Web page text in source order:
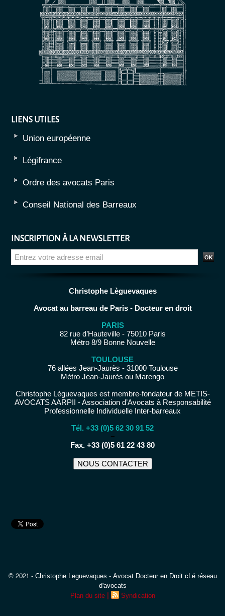
LIENS UTILES
Union européenne
Légifrance
Ordre des avocats Paris
Conseil National des Barreaux
INSCRIPTION À LA NEWSLETTER
Christophe Lèguevaques
Avocat au barreau de Paris - Docteur en droit
PARIS
82 rue d’Hauteville - 75010 Paris
Métro 8/9 Bonne Nouvelle
TOULOUSE
76 allées Jean-Jaurès - 31000 Toulouse
Métro Jean-Jaurès ou Marengo
Christophe Lèguevaques est membre-fondateur de METIS-
AVOCATS AARPII - Association d’Avocats à Responsabilité
Professionnelle Individuelle Inter-barreaux
Tél. +33 (0)5 62 30 91 52
−
Fax. +33 (0)5 61 22 43 80
NOUS CONTACTER
© 2021 - Christophe Leguevaques - Avocat Docteur en Droit cLé réseau
d'avocats
Plan du site | Syndication